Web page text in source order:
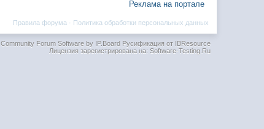
Реклама на портале
Политика обработки персональных данных
Правила форума ·
Community Forum Software by IP.BoardРусификация от IBResource
Лицензия зарегистрирована на: Software-Testing.Ru